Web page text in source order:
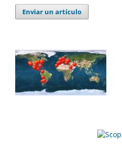
Enviar un artículo